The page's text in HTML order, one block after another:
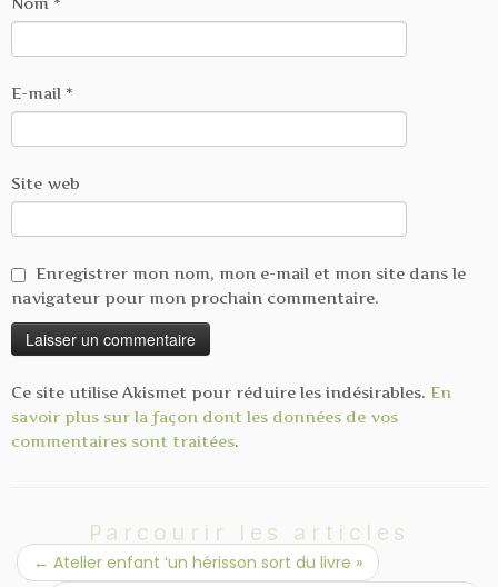
E-mail *
Site web
Enregistrer mon nom, mon e-mail et mon site dans le
navigateur pour mon prochain commentaire.
Ce site utilise Akismet pour réduire les indésirables. En
savoir plus sur la façon dont les données de vos
commentaires sont traitées.
Parcourir les articles
← Atelier enfant ‘un hérisson sort du livre »